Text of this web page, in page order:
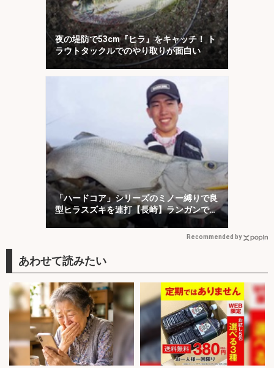
夜の堤防で53cm『ヒラ』をキャッチ！ ト
ラウトタックルでのやり取りが面白い
「ハードコア」シリーズのミノー縛りで良
型ヒラスズキを連打【長崎】ランガンでサ
ラシを攻略！
Recommended by